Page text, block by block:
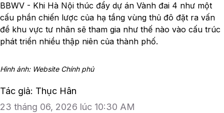
BBWV - Khi Hà Nội thúc đẩy dự án Vành đai 4 như một
cấu phần chiến lược của hạ tầng vùng thủ đô đặt ra vấn
đề khu vực tư nhân sẽ tham gia như thế nào vào cấu trúc
phát triển nhiều thập niên của thành phố.
Hình ảnh: Website Chính phủ
Tác giả: Thục Hân
23 tháng 06, 2026 lúc 10:30 AM